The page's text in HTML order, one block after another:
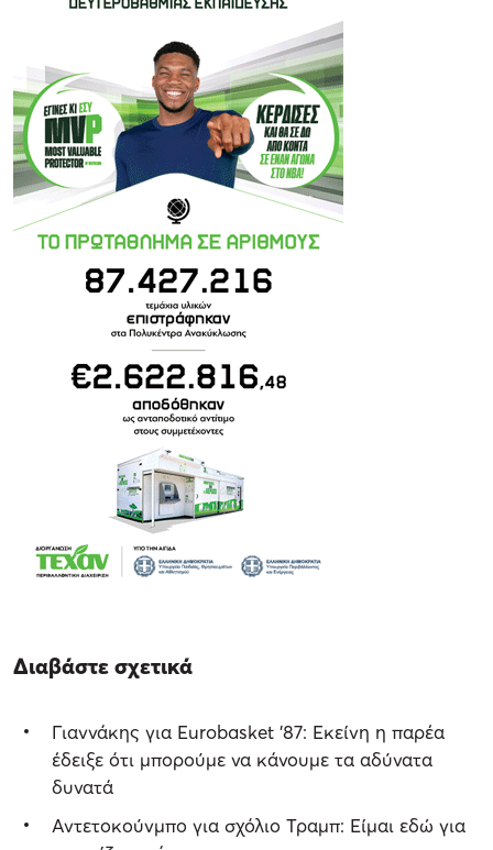
Διαβάστε σχετικά
Γιαννάκης για Eurobasket ’87: Eκείνη η παρέα
έδειξε ότι μπορούμε να κάνουμε τα αδύνατα
δυνατά
Αντετοκούνμπο για σχόλιο Τραμπ: Είμαι εδώ για